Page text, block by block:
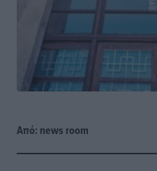
Από: news room